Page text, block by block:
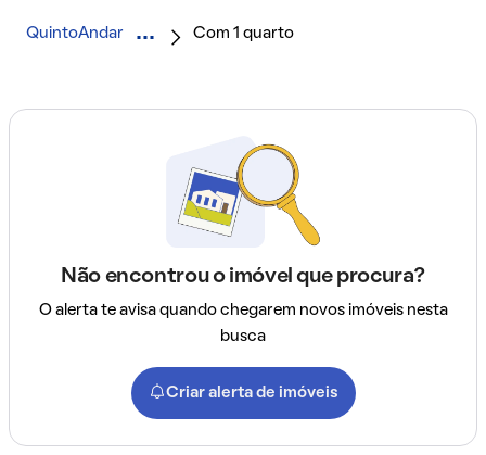
QuintoAndar Com 1 quarto
Não encontrou o imóvel que procura?
O alerta te avisa quando chegarem novos imóveis nesta
busca
Criar alerta de imóveis